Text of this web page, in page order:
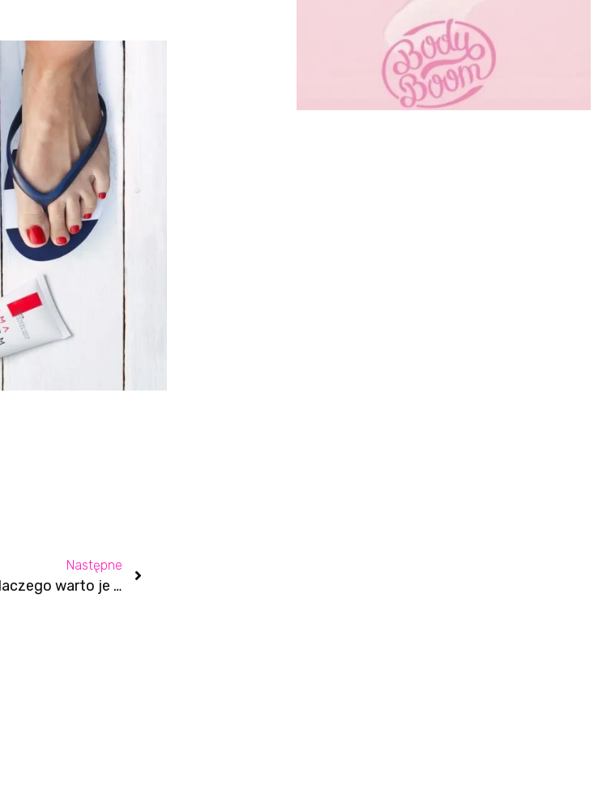
Następne
Maseczki w płacie – dlaczego warto je zabrać na wakacje